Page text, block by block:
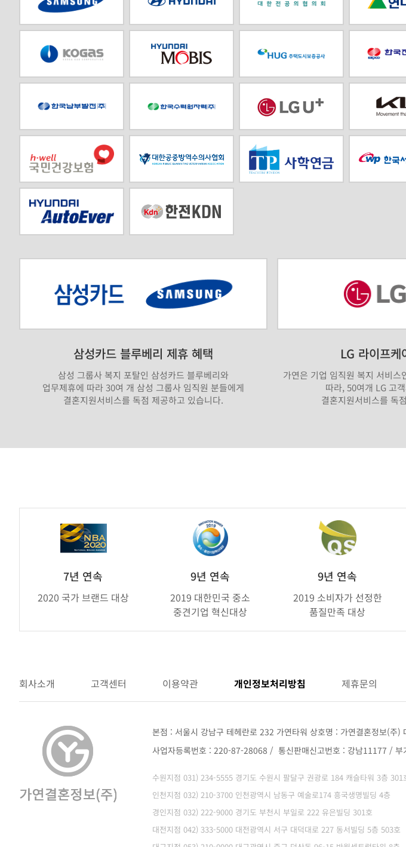
신원 확인
삼성카드 블루베리 제휴 혜택
삼성 그룹사 복지 포탈인 삼성카드 블루베리와
업무제휴에 따라 30여 개 삼성 그룹사 임직원 분들에게
결혼지원서비스를 독점 제공하고 있습니다.
LG 라이프
가연은 기업 임직원 복지 서비스
따라, 50여개 LG 고
결혼지원서비스를 독
7년 연속
2020 국가 브랜드 대상
9년 연속
2019 대한민국 중소
중견기업 혁신대상
9년 연속
2019 소비자가 선정한
품질만족 대상
회사소개 고객센터 이용약관 개인정보처리방침 제휴문의
본점 : 서울시 강남구 테헤란로 232 가연타워 상호명 : 가연결혼정보(
사업자등록번호 : 220-87-28068 / 통신판매신고번호 : 강남11177 / 부
수원지점 031) 234-5555 경기도 수원시 팔달구 권광로 184 캐슬타워 3층 301
인천지점 032) 210-3700 인천광역시 남동구 예술로174 흥국생명빌딩 4층
경인지점 032) 222-9000 경기도 부천시 부일로 222 유은빌딩 301호
대전지점 042) 333-5000 대전광역시 서구 대덕대로 227 동서빌딩 5층 503호